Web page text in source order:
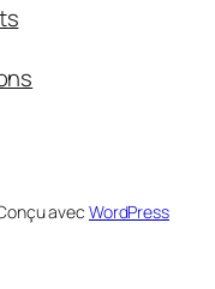
avec WordPress